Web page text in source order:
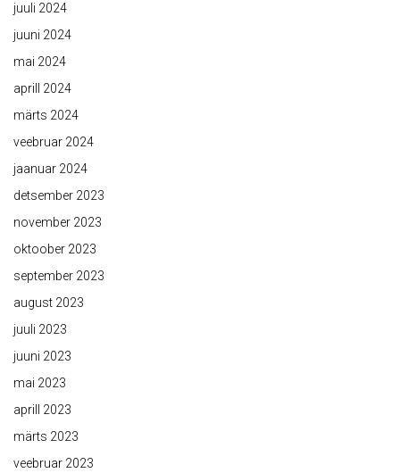
juuli 2024
juuni 2024
mai 2024
aprill 2024
märts 2024
veebruar 2024
jaanuar 2024
detsember 2023
november 2023
oktoober 2023
september 2023
august 2023
juuli 2023
juuni 2023
mai 2023
aprill 2023
märts 2023
veebruar 2023